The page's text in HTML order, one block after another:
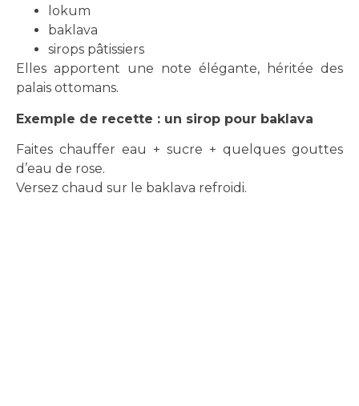
lokum
baklava
sirops pâtissiers
Elles apportent une note élégante, héritée des
palais ottomans.
Exemple de recette : un sirop pour baklava
Faites chauffer eau + sucre + quelques gouttes
d’eau de rose.
Versez chaud sur le baklava refroidi.